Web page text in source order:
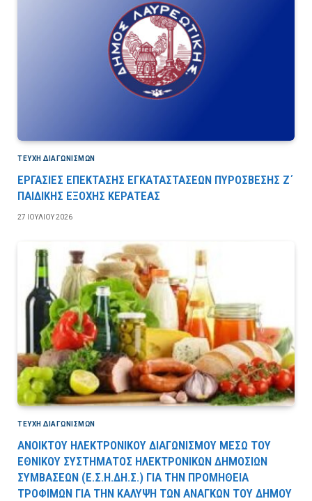
ΤΕΎΧΗ ΔΙΑΓΩΝΙΣΜΏΝ
ΕΡΓΑΣΙΕΣ ΕΠΕΚΤΑΣΗΣ ΕΓΚΑΤΑΣΤΑΣΕΩΝ ΠΥΡΟΣΒΕΣΗΣ Ζ΄
ΠΑΙΔΙΚΗΣ ΕΞΟΧΗΣ ΚΕΡΑΤΕΑΣ
27 ΙΟΥΛΊΟΥ 2026
ΤΕΎΧΗ ΔΙΑΓΩΝΙΣΜΏΝ
ΑΝΟΙΚΤΟΥ ΗΛΕΚΤΡΟΝΙΚΟΥ ΔΙΑΓΩΝΙΣΜΟΥ ΜΕΣΩ ΤΟΥ
ΕΘΝΙΚΟΥ ΣΥΣΤΗΜΑΤΟΣ ΗΛΕΚΤΡΟΝΙΚΩΝ ΔΗΜΟΣΙΩΝ
ΣΥΜΒΑΣΕΩΝ (Ε.Σ.Η.ΔΗ.Σ.) ΓΙΑ ΤΗΝ ΠΡΟΜΗΘΕΙΑ
ΤΡΟΦΙΜΩΝ ΓΙΑ ΤΗΝ ΚΑΛΥΨΗ ΤΩΝ ΑΝΑΓΚΩΝ ΤΟΥ ΔΗΜΟΥ